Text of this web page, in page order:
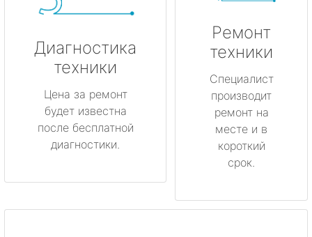
Диагностика
техники
Цена за ремонт
будет известна
после бесплатной
диагностики.
Ремонт
техники
Специалист
производит
ремонт на
месте и в
короткий
срок.